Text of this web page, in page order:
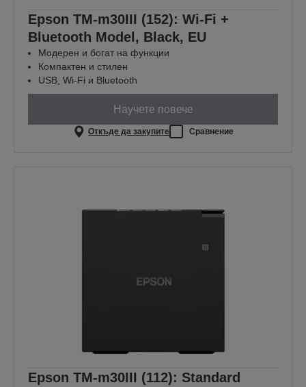
Epson TM-m30III (152): Wi-Fi +
Bluetooth Model, Black, EU
Модерен и богат на функции
Компактен и стилен
USB, Wi-Fi и Bluetooth
Научете повече
Откъде да закупите Сравнение
Epson TM-m30III (112): Standard